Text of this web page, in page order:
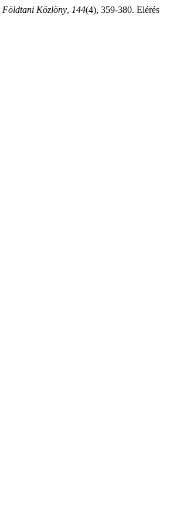
Földtani Közlöny, 144(4), 359-380. Elérés